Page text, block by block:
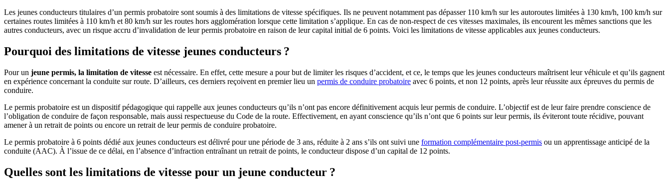
Les jeunes conducteurs titulaires d’un permis probatoire sont soumis à des limitations de vitesse spécifiques. Ils ne peuvent notamment pas dépasser 110 km/h sur les autoroutes limitées à 130 km/h, 100 km/h sur
certaines routes limitées à 110 km/h et 80 km/h sur les routes hors agglomération lorsque cette limitation s’applique. En cas de non-respect de ces vitesses maximales, ils encourent les mêmes sanctions que les
autres conducteurs, avec un risque accru d’invalidation de leur permis probatoire en raison de leur capital initial de 6 points. Voici les limitations de vitesse applicables aux jeunes conducteurs.
Pourquoi des limitations de vitesse jeunes conducteurs ?
Pour un jeune permis, la limitation de vitesse est nécessaire. En effet, cette mesure a pour but de limiter les risques d’accident, et ce, le temps que les jeunes conducteurs maîtrisent leur véhicule et qu’ils gagnent
en expérience concernant la conduite sur route. D’ailleurs, ces derniers reçoivent en premier lieu un permis de conduire probatoire avec 6 points, et non 12 points, après leur réussite aux épreuves du permis de
conduire.
Le permis probatoire est un dispositif pédagogique qui rappelle aux jeunes conducteurs qu’ils n’ont pas encore définitivement acquis leur permis de conduire. L’objectif est de leur faire prendre conscience de
l’obligation de conduire de façon responsable, mais aussi respectueuse du Code de la route. Effectivement, en ayant conscience qu’ils n’ont que 6 points sur leur permis, ils éviteront toute récidive, pouvant
amener à un retrait de points ou encore un retrait de leur permis de conduire probatoire.
Le permis probatoire à 6 points dédié aux jeunes conducteurs est délivré pour une période de 3 ans, réduite à 2 ans s’ils ont suivi une formation complémentaire post-permis ou un apprentissage anticipé de la
conduite (AAC). À l’issue de ce délai, en l’absence d’infraction entraînant un retrait de points, le conducteur dispose d’un capital de 12 points.
Quelles sont les limitations de vitesse pour un jeune conducteur ?